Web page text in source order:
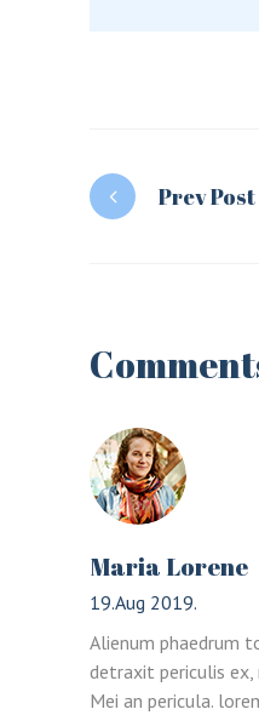
Prev Post
Maria Lorene
19.Aug 2019.
Alienum phaedrum
detraxit periculis ex,
Mei an pericula.
Sign in here.
Log into your
Remember me
Lost your password?